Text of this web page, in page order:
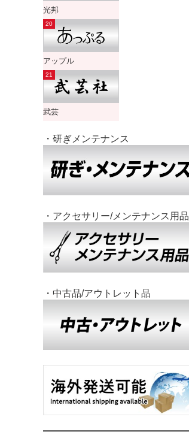
光邦
アップル
武芸
・研ぎメンテナンス
・アクセサリー/メンテナンス用品
・中古品/アウトレット品